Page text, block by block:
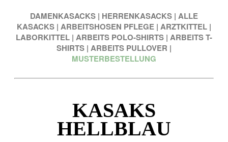
DAMENKASACKS | HERRENKASACKS | ALLE
KASACKS | ARBEITSHOSEN PFLEGE | ARZTKITTEL |
LABORKITTEL | ARBEITS POLO-SHIRTS | ARBEITS T-
SHIRTS | ARBEITS PULLOVER |
MUSTERBESTELLUNG
KASAKS
HELLBLAU